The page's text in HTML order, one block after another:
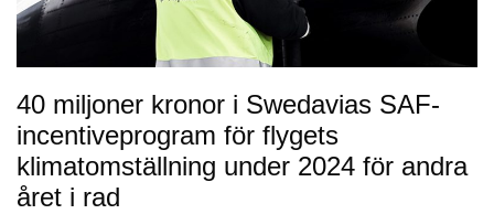
40 miljoner kronor i Swedavias SAF-
incentiveprogram för flygets
klimatomställning under 2024 för andra
året i rad